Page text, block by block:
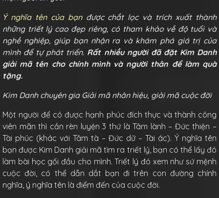
Ý nghĩa tên của bạnđược chắt lọc và trích xuất thành
những triết lý cao đẹp riêng, có tham khảo về độ tuổi và
nghề nghiệp, giúp bạn nhận ra và khám phá giá trị của
mình để tự phát triển. Rất nhiều người đã đặt Kim Danh
giải mã tên cho chính mình và người thân để làm quà
tặng.
Kim Danh chuyên gia Giải mã nhân hiệu, giải mã cuộc đời
Một người để có được hạnh phúc đích thực và thành công
viên mãn thì cần rèn luyện 3 thứ là Tâm lành – Đức thiện –
Tài phúc (khác với Tâm tà – Đức dữ – Tài ác). Ý nghĩa tên
bạn được Kim Danh giải mã tìm ra triết lý, bạn có thể lấy đó
làm bài học gối đầu cho mình. Triết lý đó xem như sứ mệnh
cuộc đời, có thể dẫn dắt bạn đi trên con đường chính
nghĩa, ý nghĩa tên là điểm đến của cuộc đời.